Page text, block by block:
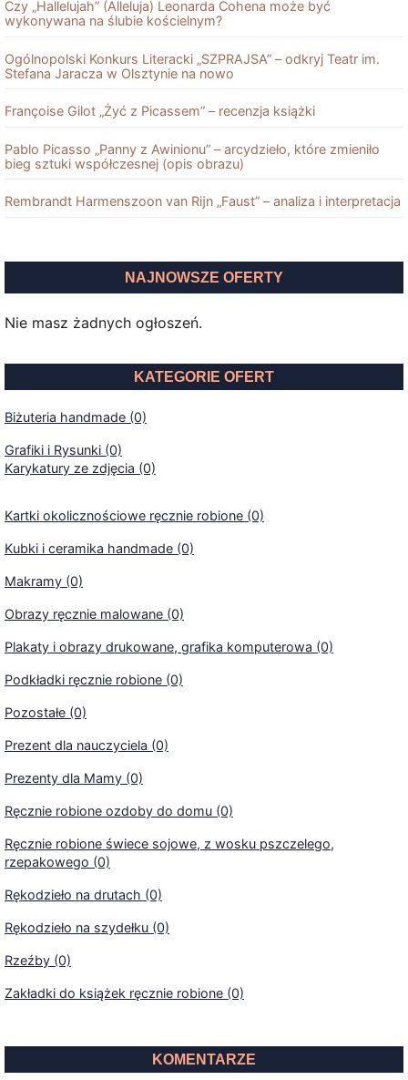
Czy „Hallelujah” (Alleluja) Leonarda Cohena może być
wykonywana na ślubie kościelnym?
Ogólnopolski Konkurs Literacki „SZPRAJSA” – odkryj Teatr im.
Stefana Jaracza w Olsztynie na nowo
Françoise Gilot „Żyć z Picassem” – recenzja książki
Pablo Picasso „Panny z Awinionu” – arcydzieło, które zmieniło
bieg sztuki współczesnej (opis obrazu)
Rembrandt Harmenszoon van Rĳn „Faust” – analiza i interpretacja
NAJNOWSZE OFERTY
Nie masz żadnych ogłoszeń.
KATEGORIE OFERT
Biżuteria handmade (0)
Grafiki i Rysunki (0)
Karykatury ze zdjęcia (0)
Kartki okolicznościowe ręcznie robione (0)
Kubki i ceramika handmade (0)
Makramy (0)
Obrazy ręcznie malowane (0)
Plakaty i obrazy drukowane, grafika komputerowa (0)
Podkładki ręcznie robione (0)
Pozostałe (0)
Prezent dla nauczyciela (0)
Prezenty dla Mamy (0)
Ręcznie robione ozdoby do domu (0)
Ręcznie robione świece sojowe, z wosku pszczelego,
rzepakowego (0)
Rękodzieło na drutach (0)
Rękodzieło na szydełku (0)
Rzeźby (0)
Zakładki do książek ręcznie robione (0)
KOMENTARZE